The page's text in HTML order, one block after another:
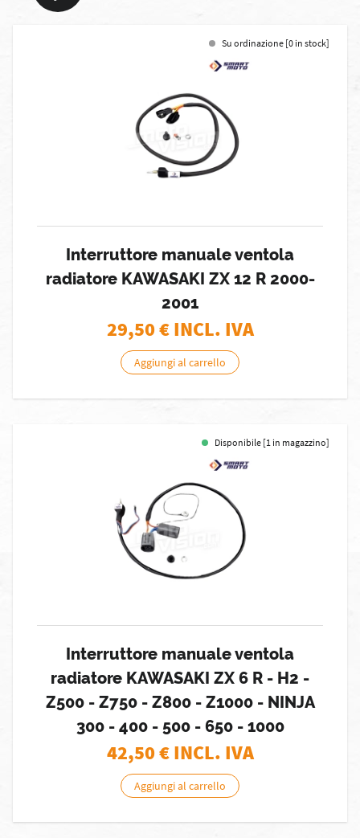
Su ordinazione [0 in stock]
Interruttore manuale ventola
radiatore KAWASAKI ZX 12 R 2000-
2001
29,50€ INCL. IVA
Aggiungi al carrello
Disponibile [1 in magazzino]
Interruttore manuale ventola
radiatore KAWASAKI ZX 6 R - H2 -
Z500 - Z750 - Z800 - Z1000 - NINJA
300 - 400 - 500 - 650 - 1000
42,50€ INCL. IVA
Aggiungi al carrello